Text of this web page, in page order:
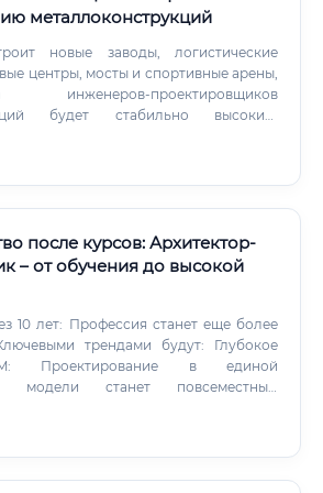
металлоконструкций
новые заводы, логистические
центры, мосты и спортивные арены,
проектировщиков
будет стабильно высоким.
также обеспечивают этих
после курсов: Архитектор-
– от обучения до высокой
10 лет: Профессия станет еще более
трендами будут: Глубокое
Проектирование в единой
модели станет повсеместным